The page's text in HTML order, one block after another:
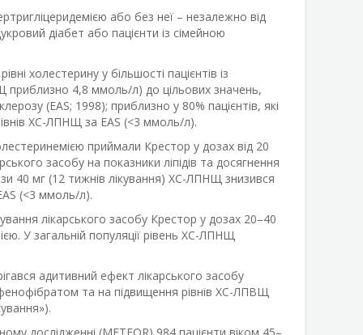
або без неї – незалежно від
діабет або пацієнти із сімейною
холестерину у більшості пацієнтів із
приблизно 4,8 ммоль/л) до цільових значень,
(EAS; 1998); приблизно у 80% пацієнтів, які
ХС-ЛПНЩ за EAS (<3 ммоль/л).
приймали Крестор у дозах від 20
засобу на показники ліпідів та досягнення
40 мг (12 тижнів лікування) ХС-ЛПНЩ знизився
(<3 ммоль/л).
лікарського засобу Крестор у дозах 20–40
У загальній популяції рівень ХС-ЛПНЩ
адитивний ефект лікарського засобу
фенофібратом та на підвищення рівнів ХС-ЛПВЩ